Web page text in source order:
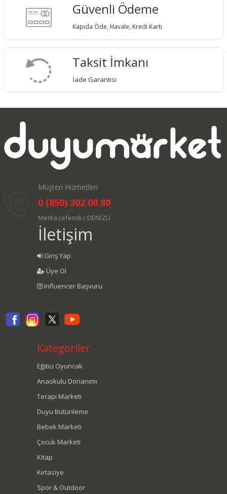
Güvenli Ödeme
Kapıda Öde, Havale, Kredi Kartı
Taksit İmkanı
İade Garantisi
Müşteri Hizmetleri
0 (850) 302 00 80
Merkezefendi / DENİZLİ
İletişim
Giriş Yap
Üye Ol
Influencer Başvuru
Kategoriler
Eğitici Oyuncak
Anaokulu Donanımı
Terapi Marketi
Duyu Bütünleme
Bebek Marketi
Çocuk Marketi
Kitap
Kırtasiye
Spor & Outdoor